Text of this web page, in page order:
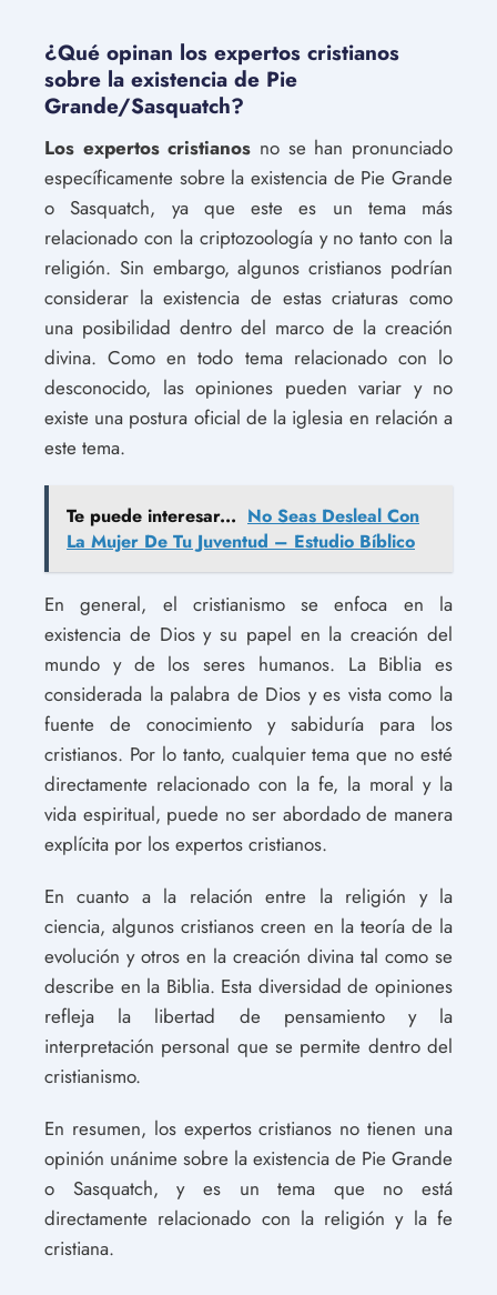
¿Qué opinan los expertos cristianos
sobre la existencia de Pie
Grande/Sasquatch?
Los expertos cristianos no se han pronunciado
específicamente sobre la existencia de Pie Grande
o Sasquatch, ya que este es un tema más
relacionado con la criptozoología y no tanto con la
religión. Sin embargo, algunos cristianos podrían
considerar la existencia de estas criaturas como
una posibilidad dentro del marco de la creación
divina. Como en todo tema relacionado con lo
desconocido, las opiniones pueden variar y no
existe una postura oficial de la iglesia en relación a
este tema.
Te puede interesar... No Seas Desleal Con
La Mujer De Tu Juventud – Estudio Bíblico
En general, el cristianismo se enfoca en la
existencia de Dios y su papel en la creación del
mundo y de los seres humanos. La Biblia es
considerada la palabra de Dios y es vista como la
fuente de conocimiento y sabiduría para los
cristianos. Por lo tanto, cualquier tema que no esté
directamente relacionado con la fe, la moral y la
vida espiritual, puede no ser abordado de manera
explícita por los expertos cristianos.
En cuanto a la relación entre la religión y la
ciencia, algunos cristianos creen en la teoría de la
evolución y otros en la creación divina tal como se
describe en la Biblia. Esta diversidad de opiniones
refleja la libertad de pensamiento y la
interpretación personal que se permite dentro del
cristianismo.
En resumen, los expertos cristianos no tienen una
opinión unánime sobre la existencia de Pie Grande
o Sasquatch, y es un tema que no está
directamente relacionado con la religión y la fe
cristiana.